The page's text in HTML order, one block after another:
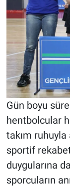
Gün boyu
hentbolcular
takım ruhuyla
sportif
duygularına
sporcuların